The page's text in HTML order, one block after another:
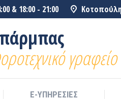
& 18:00 - 21:00
γραφείο
E-ΥΠΗΡΕΣΙΕΣ
E-ΥΠΗΡΕΣΙΕΣ